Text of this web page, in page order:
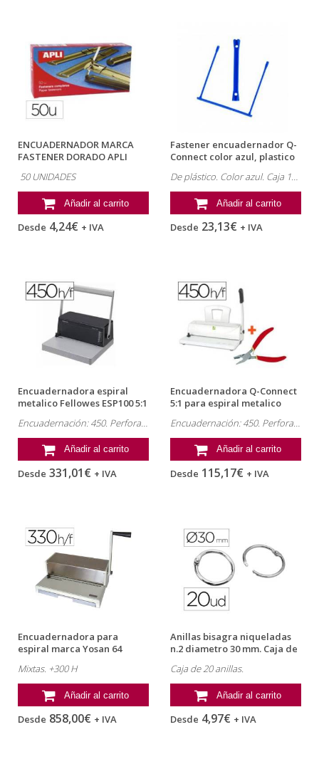
ENCUADERNADOR MARCA
FASTENER DORADO APLI
50 UNIDADES
Añadir al carrito
Desde 4,24€ + IVA
Fastener encuadernador Q-
Connect color azul, plastico
De plástico. Color azul. Caja 100 uds.
Añadir al carrito
Desde 23,13€ + IVA
Encuadernadora espiral
metalico Fellowes ESP100 5:1
Encuadernación: 450. Perforación: 20.
Añadir al carrito
Desde 331,01€ + IVA
Encuadernadora Q-Connect
5:1 para espiral metalico
Encuadernación: 450. Perforación: 10.
Añadir al carrito
Desde 115,17€ + IVA
Encuadernadora para
espiral marca Yosan 64
Mixtas. +300 H
Añadir al carrito
Desde 858,00€ + IVA
Anillas bisagra niqueladas
n.2 diametro 30 mm. Caja de
Caja de 20 anillas.
Añadir al carrito
Desde 4,97€ + IVA